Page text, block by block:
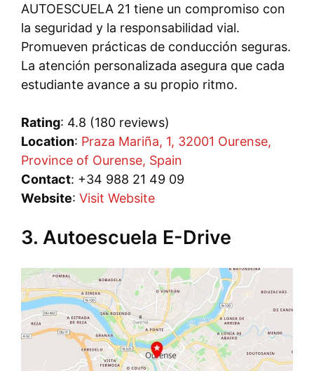
AUTOESCUELA 21 tiene un compromiso con
la seguridad y la responsabilidad vial.
Promueven prácticas de conducción seguras.
La atención personalizada asegura que cada
estudiante avance a su propio ritmo.
Rating: 4.8 (180 reviews)
Location: Praza Mariña, 1, 32001 Ourense,
Province of Ourense, Spain
Contact: +34 988 21 49 09
Website: Visit Website
3. Autoescuela E-Drive